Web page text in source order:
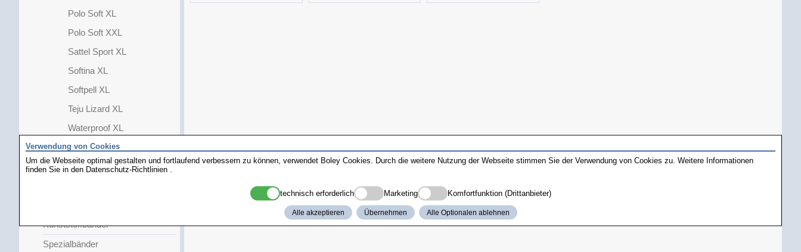
Polo Soft XL
Polo Soft XXL
Sattel Sport XL
Softina XL
Softpell XL
Teju Lizard XL
Waterproof XL
Faltschließe
Damen
Kunststoffbänder
Spezialbänder
Verwendung von Cookies
Um die Webseite optimal gestalten und fortlaufend verbessern zu können, verwendet Boley Cookies. Durch die weitere Nutzung der Webseite stimmen Sie der Verwendung von Cookies zu. Weitere Informationen
finden Sie in den Datenschutz-Richtlinien
technisch erforderlich Marketing Komfortfunktion (Drittanbieter)
Alle akzeptieren Übernehmen Alle Optionalen ablehnen